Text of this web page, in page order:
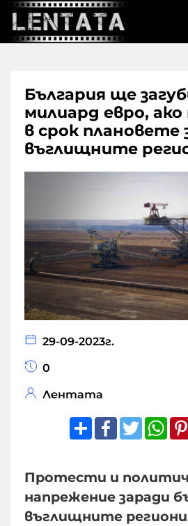
България ще
милиард евро,
в срок плановете
въглищните
29-09-2023г.
0
Лентата
ShareFacebook
Twitter
Протести и
напрежение заради
въглищните